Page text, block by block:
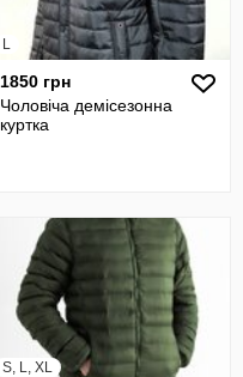
L
1850 грн
Чоловіча демісезонна
куртка
S, L, XL